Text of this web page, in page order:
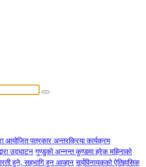
आयोजित पत्रकार अन्तरक्रिया कार्यक्रम
उद्घाटन गुण्डुको अन्नन्त कुण्डमा हरेक महिनाको
हुने, सहभागि हुन आव्हान सूर्यविनायकको ऐतिहासिक